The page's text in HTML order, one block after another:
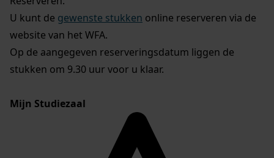
U kunt de gewenste stukken online reserveren via de
website van het WFA.
Op de aangegeven reserveringsdatum liggen de
stukken om 9.30 uur voor u klaar.
Mijn Studiezaal